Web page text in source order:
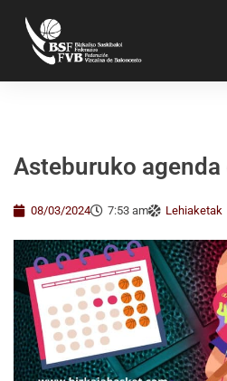
Asteburuko
08/03/2024 7:53 am Lehiaketak